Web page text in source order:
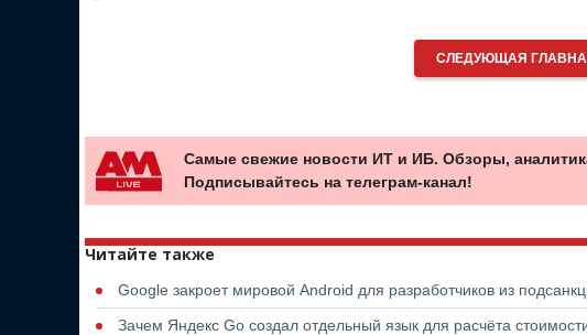
СЛЕДУЮЩАЯ
Самые свежие новости ИТ и ИБ. Обзоры,
Подписывайтесь на телеграм-канал!
Читайте также
Google закроет мировой Android для разработчиков из
Зачем Яндекс Go создал отдельный язык для расчёта